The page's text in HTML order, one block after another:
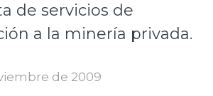
activa
de servicios de
a la minería privada.
de 2009